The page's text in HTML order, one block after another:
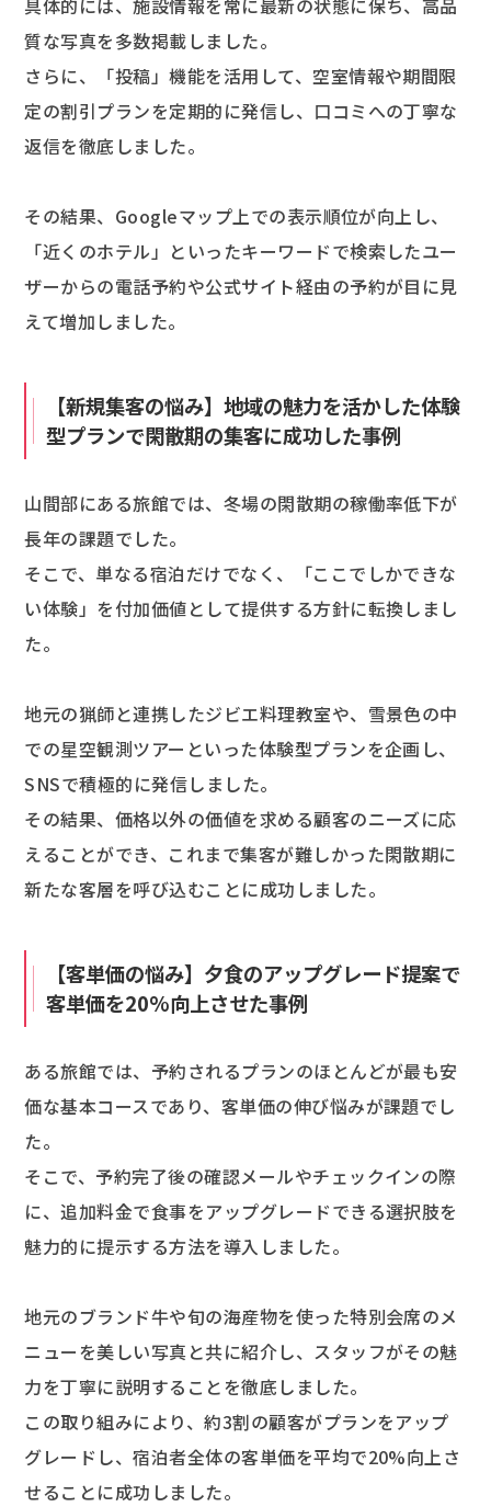
具体的には、施設情報を常に最新の状態に保ち、高品
質な写真を多数掲載しました。
さらに、「投稿」機能を活用して、空室情報や期間限
定の割引プランを定期的に発信し、口コミへの丁寧な
返信を徹底しました。
その結果、Googleマップ上での表示順位が向上し、
「近くのホテル」といったキーワードで検索したユー
ザーからの電話予約や公式サイト経由の予約が目に見
えて増加しました。
【新規集客の悩み】地域の魅力を活かした体験
型プランで閑散期の集客に成功した事例
山間部にある旅館では、冬場の閑散期の稼働率低下が
長年の課題でした。
そこで、単なる宿泊だけでなく、「ここでしかできな
い体験」を付加価値として提供する方針に転換しまし
た。
地元の猟師と連携したジビエ料理教室や、雪景色の中
での星空観測ツアーといった体験型プランを企画し、
SNSで積極的に発信しました。
その結果、価格以外の価値を求める顧客のニーズに応
えることができ、これまで集客が難しかった閑散期に
新たな客層を呼び込むことに成功しました。
【客単価の悩み】夕食のアップグレード提案で
客単価を20%向上させた事例
ある旅館では、予約されるプランのほとんどが最も安
価な基本コースであり、客単価の伸び悩みが課題でし
た。
そこで、予約完了後の確認メールやチェックインの際
に、追加料金で食事をアップグレードできる選択肢を
魅力的に提示する方法を導入しました。
地元のブランド牛や旬の海産物を使った特別会席のメ
ニューを美しい写真と共に紹介し、スタッフがその魅
力を丁寧に説明することを徹底しました。
この取り組みにより、約3割の顧客がプランをアップ
グレードし、宿泊者全体の客単価を平均で20%向上さ
せることに成功しました。